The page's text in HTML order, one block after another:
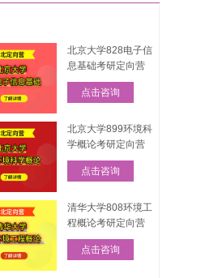
北京大学828电子信
息基础考研定向营
点击咨询
北京大学899环境科
学概论考研定向营
点击咨询
清华大学808环境工
程概论考研定向营
点击咨询